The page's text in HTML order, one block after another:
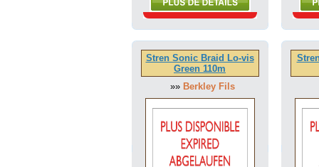
Stren Sonic Braid Lo-vis
Green 110m
»» Berkley Fils